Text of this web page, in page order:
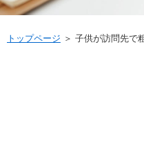
トップページ ＞ 子供が訪問先で